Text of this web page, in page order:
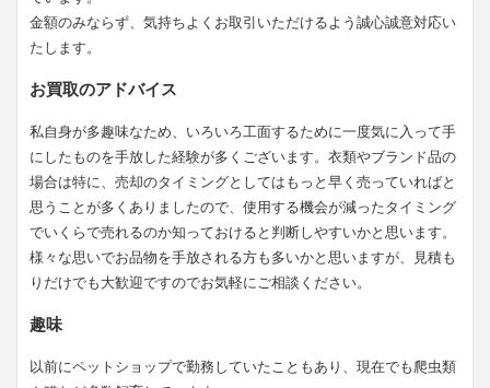
金額のみならず、気持ちよくお取引いただけるよう誠心誠意対応い
たします。
お買取のアドバイス
私自身が多趣味なため、いろいろ工面するために一度気に入って手
にしたものを手放した経験が多くございます。衣類やブランド品の
場合は特に、売却のタイミングとしてはもっと早く売っていればと
思うことが多くありましたので、使用する機会が減ったタイミング
でいくらで売れるのか知っておけると判断しやすいかと思います。
様々な思いでお品物を手放される方も多いかと思いますが、見積も
りだけでも大歓迎ですのでお気軽にご相談ください。
趣味
以前にペットショップで勤務していたこともあり、現在でも爬虫類